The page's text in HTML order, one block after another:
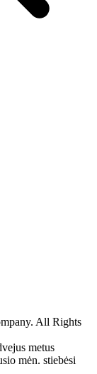
All Rights
metus
mėn. stiebėsi